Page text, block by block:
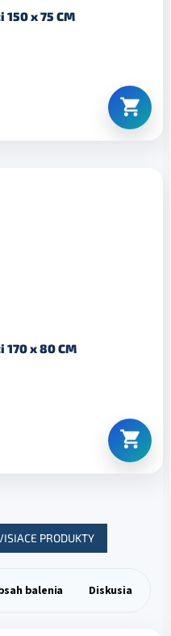
x 75 CM
x 80 CM
PRODUKTY
balenia Diskusia